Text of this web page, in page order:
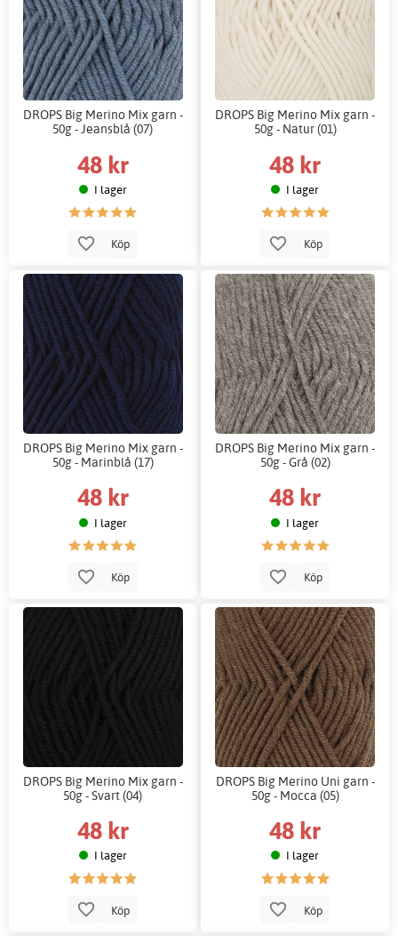
DROPS Big Merino Mix garn -
50g - Jeansblå (07)
48 kr
I lager
Köp
DROPS Big Merino Mix garn -
50g - Natur (01)
48 kr
I lager
Köp
DROPS Big Merino Mix garn -
50g - Marinblå (17)
48 kr
I lager
Köp
DROPS Big Merino Mix garn -
50g - Grå (02)
48 kr
I lager
Köp
DROPS Big Merino Mix garn -
50g - Svart (04)
48 kr
I lager
Köp
DROPS Big Merino Uni garn -
50g - Mocca (05)
48 kr
I lager
Köp